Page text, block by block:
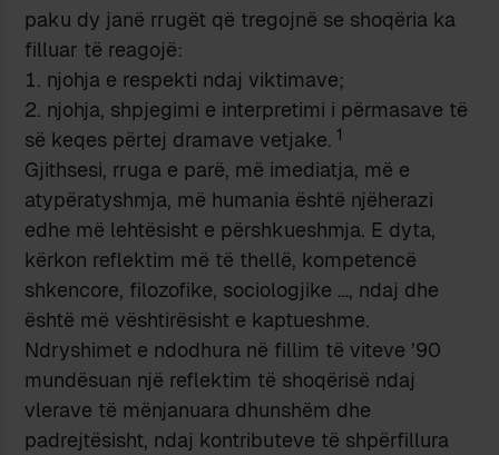
paku dy janë rrugët që tregojnë se shoqëria ka
filluar të reagojë:
njohja e respekti ndaj viktimave;
njohja, shpjegimi e interpretimi i përmasave të
së keqes përtej dramave vetjake. 1
Gjithsesi, rruga e parë, më imediatja, më e
atypëratyshmja, më humania është njëherazi
edhe më lehtësisht e përshkueshmja. E dyta,
kërkon reflektim më të thellë, kompetencë
shkencore, filozofike, sociologjike …, ndaj dhe
është më vështirësisht e kaptueshme.
Ndryshimet e ndodhura në fillim të viteve ’90
mundësuan një reflektim të shoqërisë ndaj
vlerave të mënjanuara dhunshëm dhe
padrejtësisht, ndaj kontributeve të shpërfillura